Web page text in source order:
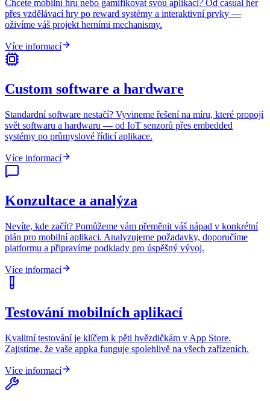
Chcete mobilní hru nebo gamifikovat svou aplikaci? Od casual her
přes vzdělávací hry po reward systémy a interaktivní prvky —
oživíme váš projekt herními mechanismy.
Více informací
Custom software a hardware
Standardní software nestačí? Vyvineme řešení na míru, které propojí
svět softwaru a hardwaru — od IoT senzorů přes embedded
systémy po průmyslové řídicí aplikace.
Více informací
Konzultace a analýza
Nevíte, kde začít? Pomůžeme vám přeměnit váš nápad v konkrétní
plán pro mobilní aplikaci. Analyzujeme požadavky, doporučíme
platformu a připravíme podklady pro úspěšný vývoj.
Více informací
Testování mobilních aplikací
Kvalitní testování je klíčem k pěti hvězdičkám v App Store.
Zajistíme, že vaše appka funguje spolehlivě na všech zařízeních.
Více informací